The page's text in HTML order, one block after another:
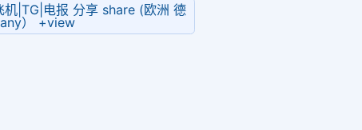
|TG|电报 分享 share (欧洲 德
） +view